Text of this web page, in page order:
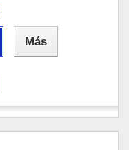
Más